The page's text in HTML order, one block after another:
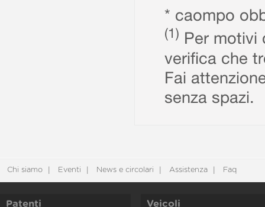
* caompo
(1) Per motivi
verifica che
Fai
senza spazi.
Chi siamo Eventi News e circolari Assistenza Faq
Patenti Veicoli